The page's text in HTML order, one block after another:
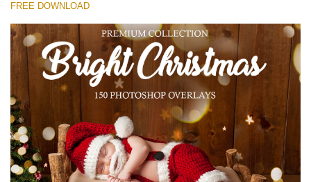
Bokeh Collection (650 Overlays)
Large 6000*4000px
Entire Collection
(1783 Overlays)
Large 6000*4000px
Ücretsiz indirin
FREE DOWNLOAD